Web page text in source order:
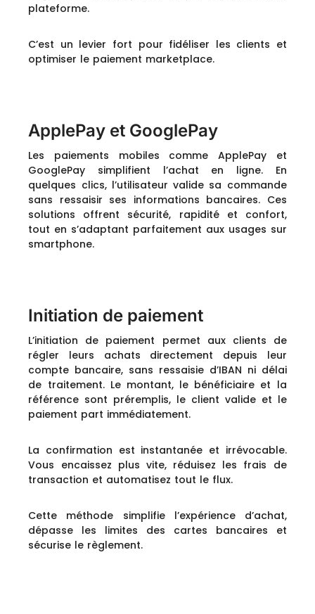
plateforme.
C’est un levier fort pour fidéliser les clients et
optimiser le paiement marketplace.
ApplePay et GooglePay
Les paiements mobiles comme ApplePay et
GooglePay simplifient l’achat en ligne. En
quelques clics, l’utilisateur valide sa commande
sans ressaisir ses informations bancaires. Ces
solutions offrent sécurité, rapidité et confort,
tout en s’adaptant parfaitement aux usages sur
smartphone.
Initiation de paiement
L’initiation de paiement permet aux clients de
régler leurs achats directement depuis leur
compte bancaire, sans ressaisie d’IBAN ni délai
de traitement. Le montant, le bénéficiaire et la
référence sont préremplis, le client valide et le
paiement part immédiatement.
La confirmation est instantanée et irrévocable.
Vous encaissez plus vite, réduisez les frais de
transaction et automatisez tout le flux.
Cette méthode simplifie l’expérience d’achat,
dépasse les limites des cartes bancaires et
sécurise le règlement.